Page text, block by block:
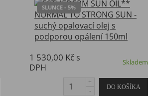
SLUNCE - 5%
1 530,00 Kč s
DPH
Skladem